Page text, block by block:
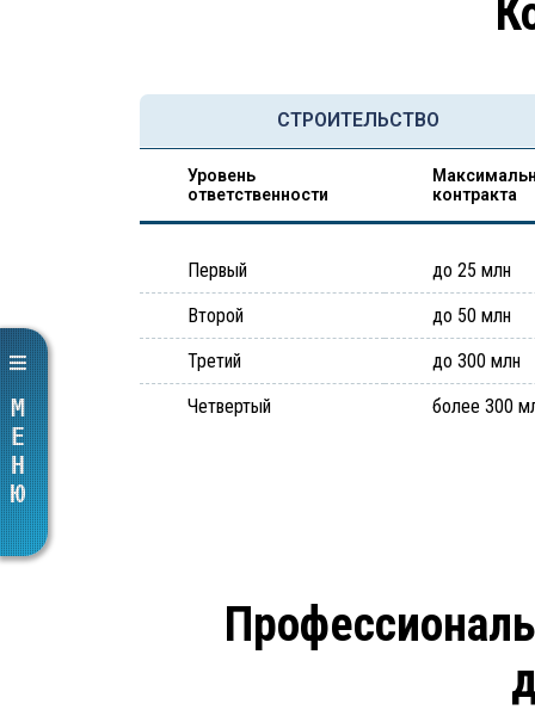
СТРОИТЕЛЬСТВО
Уровень
ответственности
контракта
Первый до 25 млн
Второй
до 50 млн
Третий
до 300 млн
Четвертый
более 300
МЕНЮ